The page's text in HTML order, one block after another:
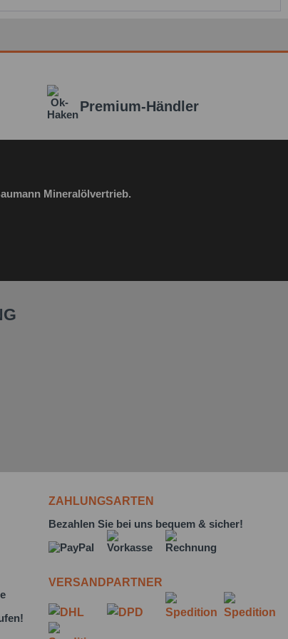
Premium-Händler
Mineralölvertrieb.
ZAHLUNGSARTEN
Bezahlen Sie bei uns bequem & sicher!
VERSANDPARTNER